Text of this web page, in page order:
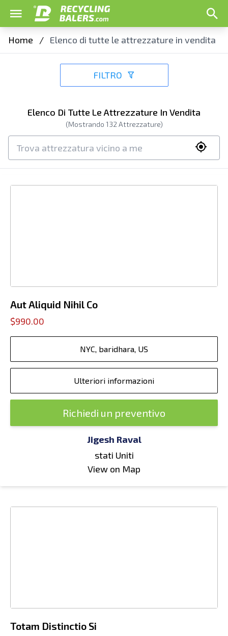
Home / Elenco di tutte le attrezzature in vendita
FILTRO
Elenco Di Tutte Le Attrezzature In Vendita
(Mostrando 132 Attrezzature)
Aut Aliquid Nihil Co
$990.00
NYC, baridhara, US
Ulteriori informazioni
Richiedi un preventivo
Jigesh Raval
stati Uniti
View on Map
Totam Distinctio Si